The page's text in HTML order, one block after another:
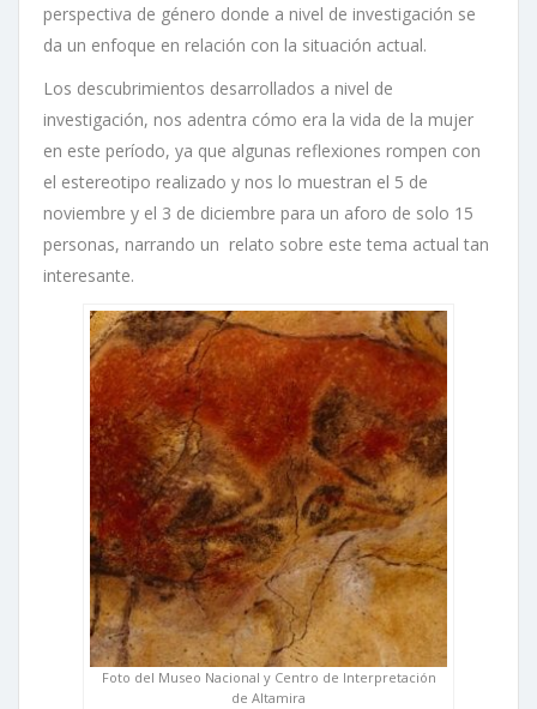
perspectiva de género donde a nivel de investigación se
da un enfoque en relación con la situación actual.
Los descubrimientos desarrollados a nivel de
investigación, nos adentra cómo era la vida de la mujer
en este período, ya que algunas reflexiones rompen con
el estereotipo realizado y nos lo muestran el 5 de
noviembre y el 3 de diciembre para un aforo de solo 15
personas, narrando un relato sobre este tema actual tan
interesante.
Foto del Museo Nacional y Centro de Interpretación
de Altamira